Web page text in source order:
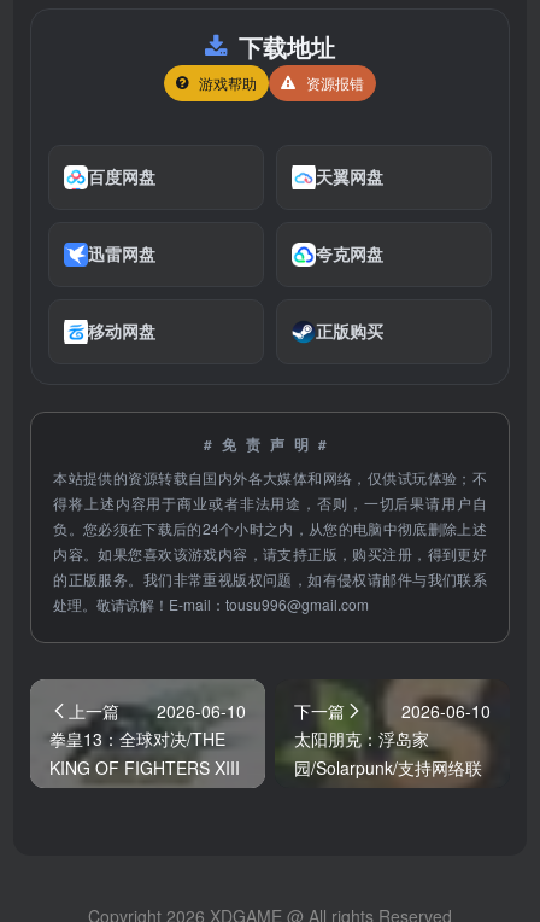
下载地址
游戏帮助 资源报错
百度网盘 天翼网盘
迅雷网盘 夸克网盘
移动网盘 正版购买
#免责声明#
本站提供的资源转载自国内外各大媒体和网络，仅供试玩体验；不
得将上述内容用于商业或者非法用途，否则，一切后果请用户自
负。您必须在下载后的24个小时之内，从您的电脑中彻底删除上述
内容。如果您喜欢该游戏内容，请支持正版，购买注册，得到更好
的正版服务。我们非常重视版权问题，如有侵权请邮件与我们联系
处理。敬请谅解！E-mail：tousu996@gmail.com
上一篇
2026-06-10
拳皇13：全球对决/THE
KING OF FIGHTERS XIII
GLOBAL MATCH/支持网
下一篇
2026-06-10
太阳朋克：浮岛家
园/Solarpunk/支持网络联
Copyright 2026 XDGAME @ All rights Reserved